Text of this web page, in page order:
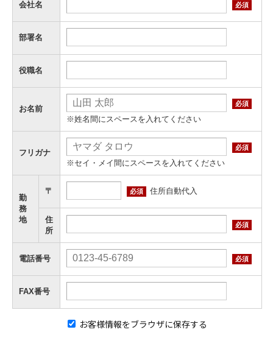
会社名 必須
部署名
役職名
お名前
必須
※姓名間にスペースを入れてください
フリガナ
必須
※セイ・メイ間にスペースを入れてください
勤
務
地
〒 必須 住所自動代入
住
所
必須
電話番号 必須
FAX番号
お客様情報をブラウザに保存する